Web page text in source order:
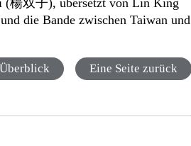
(楊双子), übersetzt von Lin King
die Bande zwischen Taiwan und
Eine Seite zurück